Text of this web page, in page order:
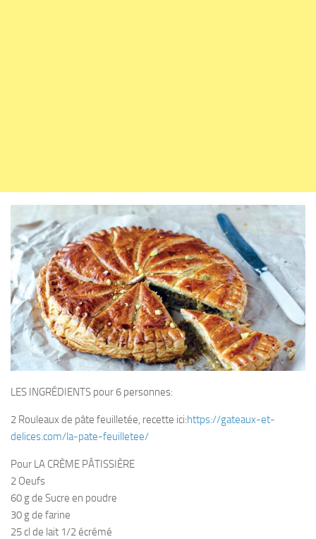
LES INGRÉDIENTS pour 6 personnes:
2 Rouleaux de pâte feuilletée, recette ici:https://gateaux-et-
delices.com/la-pate-feuilletee/
Pour LA CRÈME PÂTISSIÈRE
2 Oeufs
60 g de Sucre en poudre
30 g de farine
25 cl de lait 1/2 écrémé